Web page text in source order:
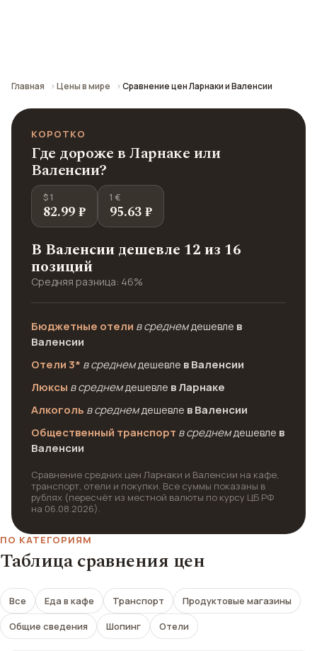
Главная Цены в мире Сравнение цен Ларнаки и Валенсии
КОРОТКО
Где дороже в Ларнаке или
Валенсии?
$ 1
82.99 ₽
1 €
95.63 ₽
В Валенсии дешевле 12 из 16
позиций
Средняя разница: 46%
Бюджетные отели в среднемдешевле в
Валенсии
Отели 3* в среднемдешевле в Валенсии
Люксы в среднемдешевле в Ларнаке
Алкоголь в среднемдешевле в Валенсии
Общественный транспорт в среднемдешевле в
Валенсии
Сравнение средних цен Ларнаки и Валенсии на кафе,
транспорт, отели и покупки. Все суммы показаны в
рублях (пересчёт из местной валюты по курсу ЦБ РФ
на 06.08.2026).
ПО КАТЕГОРИЯМ
Таблица сравнения цен
Все Еда в кафе Транспорт
Продуктовые магазины
Общие сведения
Шопинг Отели